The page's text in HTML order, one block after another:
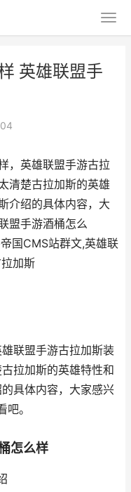
英雄联盟手
英雄联盟手游古拉
清楚古拉加斯的英雄
介绍的具体内容，大
盟手游酒桶怎么
CMS站群文,英雄联
加斯
联盟手游古拉加斯装
拉加斯的英雄特性和
具体内容，大家感兴
吧。
怎么样